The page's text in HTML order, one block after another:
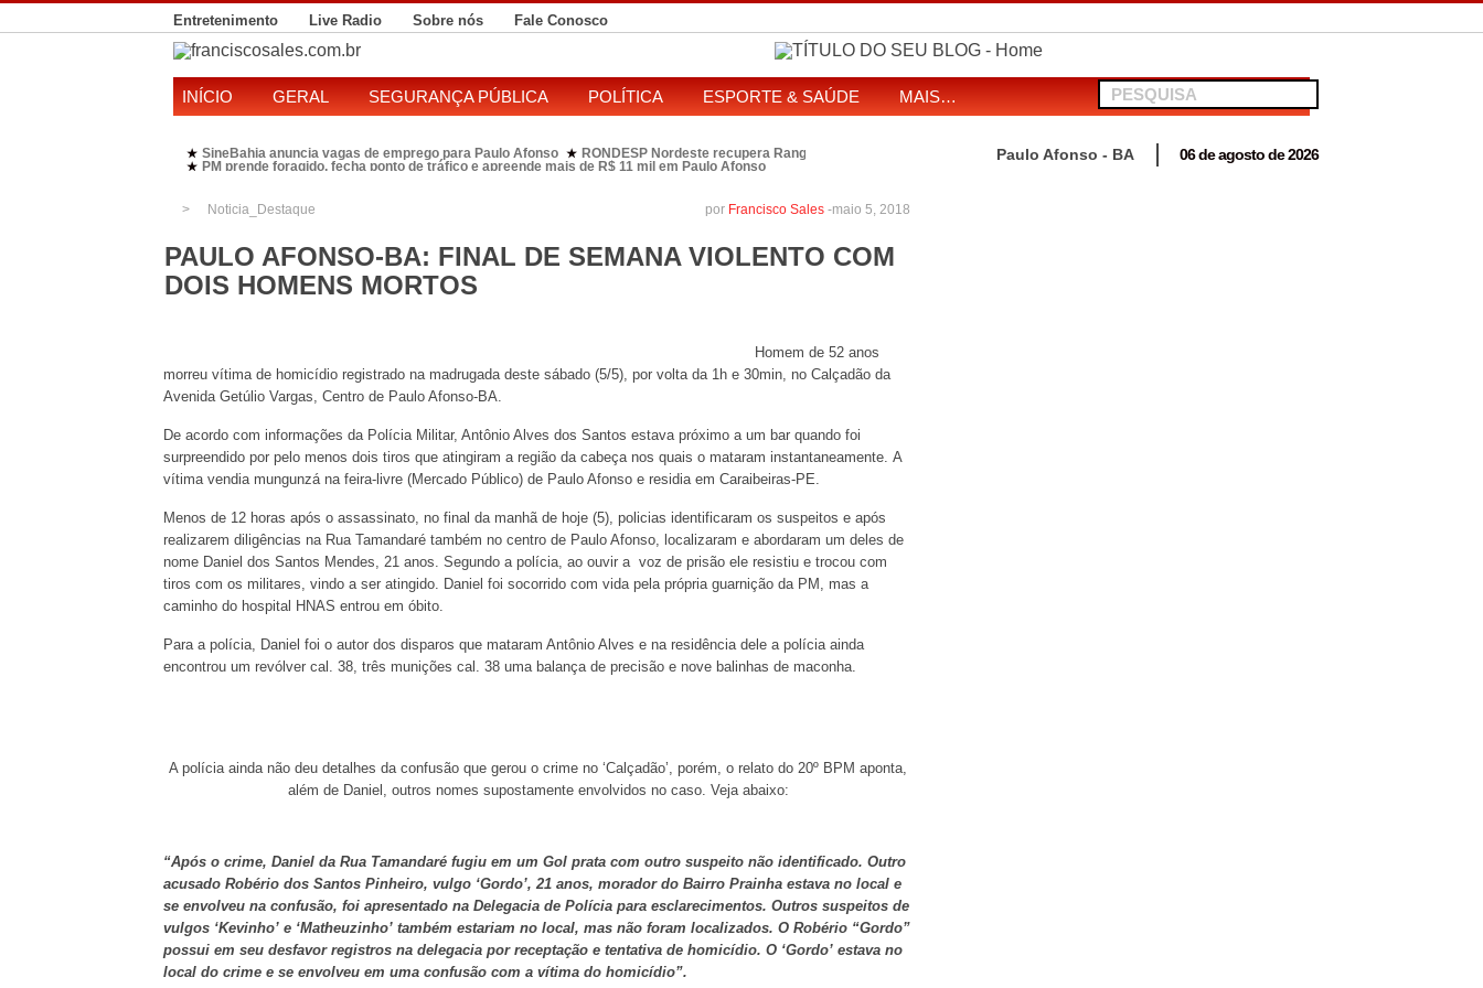
Entretenimento Live Radio Sobre nós Fale Conosco
INÍCIO GERAL SEGURANÇA PÚBLICA POLÍTICA ESPORTE & SAÚDE MAIS…
★ SineBahia anuncia vagas de emprego para Paulo Afonso ★ RONDESP Nordeste recupera Range Rover com restrição por estelionato em Antas
★ PM prende foragido, fecha ponto de tráfico e apreende mais de R$ 11 mil em Paulo Afonso
Paulo Afonso - BA 06 de agosto de 2026
Noticia_Destaque maio 5, 2018
por Francisco Sales -
PAULO AFONSO-BA: FINAL DE SEMANA VIOLENTO COM
DOIS HOMENS MORTOS
Homem de 52 anos
morreu vítima de homicídio registrado na madrugada deste sábado (5/5), por volta da 1h e 30min, no Calçadão da
Avenida Getúlio Vargas, Centro de Paulo Afonso-BA.
De acordo com informações da Polícia Militar, Antônio Alves dos Santos estava próximo a um bar quando foi
surpreendido por pelo menos dois tiros que atingiram a região da cabeça nos quais o mataram instantaneamente. A
vítima vendia mungunzá na feira-livre (Mercado Público) de Paulo Afonso e residia em Caraibeiras-PE.
Menos de 12 horas após o assassinato, no final da manhã de hoje (5), policias identificaram os suspeitos e após
realizarem diligências na Rua Tamandaré também no centro de Paulo Afonso, localizaram e abordaram um deles de
nome Daniel dos Santos Mendes, 21 anos. Segundo a polícia, ao ouvir a voz de prisão ele resistiu e trocou com
tiros com os militares, vindo a ser atingido. Daniel foi socorrido com vida pela própria guarnição da PM, mas a
caminho do hospital HNAS entrou em óbito.
Para a polícia, Daniel foi o autor dos disparos que mataram Antônio Alves e na residência dele a polícia ainda
encontrou um revólver cal. 38, três munições cal. 38 uma balança de precisão e nove balinhas de maconha.
A polícia ainda não deu detalhes da confusão que gerou o crime no ‘Calçadão’, porém, o relato do 20º BPM aponta,
além de Daniel, outros nomes supostamente envolvidos no caso. Veja abaixo:
“Após o crime, Daniel da Rua Tamandaré fugiu em um Gol prata com outro suspeito não identificado. Outro
acusado Robério dos Santos Pinheiro, vulgo ‘Gordo’, 21 anos, morador do Bairro Prainha estava no local e
se envolveu na confusão, foi apresentado na Delegacia de Polícia para esclarecimentos. Outros suspeitos de
vulgos ‘Kevinho’ e ‘Matheuzinho’ também estariam no local, mas não foram localizados. O Robério “Gordo”
possui em seu desfavor registros na delegacia por receptação e tentativa de homicídio. O ‘Gordo’ estava no
local do crime e se envolveu em uma confusão com a vítima do homicídio”.